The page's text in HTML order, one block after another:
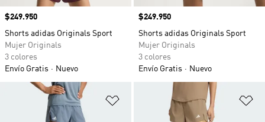
Precio
$249.950
Shorts adidas Originals Sport
Mujer Originals
3 colores
Envío Gratis
Nuevo
Precio
$249.950
Shorts adidas Originals Sport
Mujer Originals
3 colores
Envío Gratis
Nuevo
Añadir a la lista de deseos